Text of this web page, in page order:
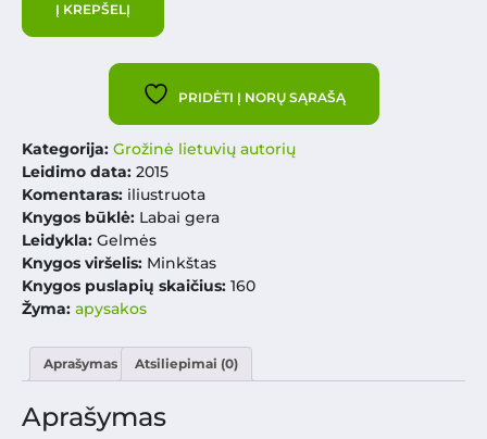
Į KREPŠELĮ
PRIDĖTI Į NORŲ SĄRAŠĄ
Kategorija: Grožinė lietuvių autorių
Leidimo data: 2015
Komentaras: iliustruota
Knygos būklė: Labai gera
Leidykla: Gelmės
Knygos viršelis: Minkštas
Knygos puslapių skaičius: 160
Žyma: apysakos
Aprašymas Atsiliepimai (0)
Aprašymas